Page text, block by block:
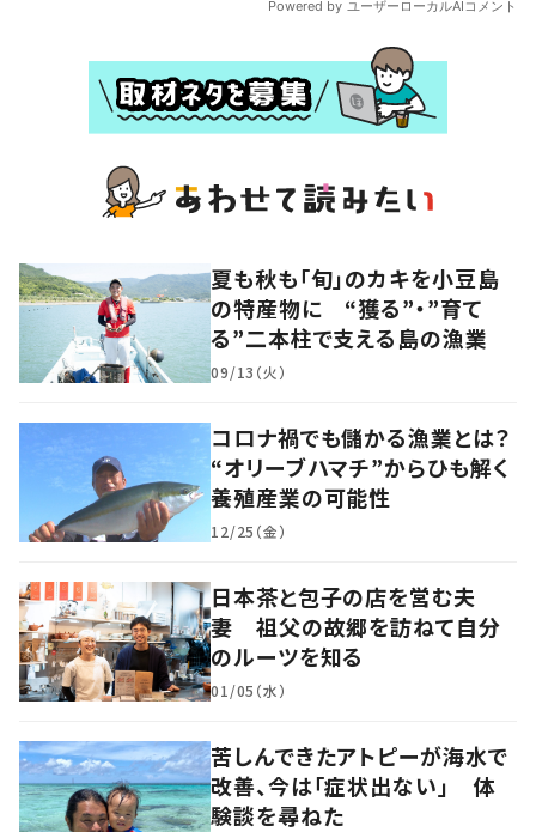
夏も秋も「旬」のカキを小豆島
の特産物に “獲る”・”育て
る”二本柱で支える島の漁業
09/13（火）
コロナ禍でも儲かる漁業とは？
“オリーブハマチ”からひも解く
養殖産業の可能性
12/25（金）
日本茶と包子の店を営む夫
妻 祖父の故郷を訪ねて自分
のルーツを知る
01/05（水）
苦しんできたアトピーが海水で
改善、今は「症状出ない」 体
験談を尋ねた